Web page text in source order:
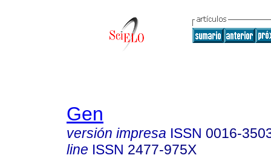
Gen
versión impresa ISSN 0016-
line ISSN 2477-975X